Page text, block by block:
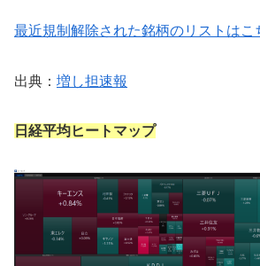
最近規制解除された銘柄のリストはこ
出典： 増し担速報
日経平均ヒートマップ